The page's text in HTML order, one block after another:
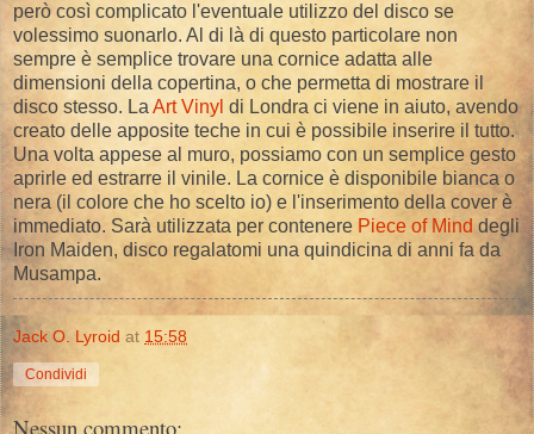
però così complicato l'eventuale utilizzo del disco se
volessimo suonarlo. Al di là di questo particolare non
sempre è semplice trovare una cornice adatta alle
dimensioni della copertina, o che permetta di mostrare il
disco stesso. La Art Vinyl di Londra ci viene in aiuto, avendo
creato delle apposite teche in cui è possibile inserire il tutto.
Una volta appese al muro, possiamo con un semplice gesto
aprirle ed estrarre il vinile. La cornice è disponibile bianca o
nera (il colore che ho scelto io) e l'inserimento della cover è
immediato. Sarà utilizzata per contenere Piece of Mind degli
Iron Maiden, disco regalatomi una quindicina di anni fa da
Musampa.
Jack O. Lyroid at 15:58
Condividi
Nessun commento: